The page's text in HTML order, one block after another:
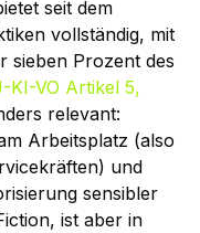
seit dem
vollständig, mit
sieben Prozent des
KI-VO Artikel 5,
relevant:
Arbeitsplatz (also
und
sensibler
ist aber in